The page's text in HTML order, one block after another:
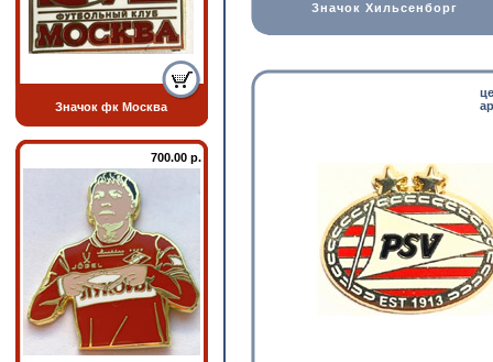
Значок фк Москва
700.00 р.
Значок Хильсенборг